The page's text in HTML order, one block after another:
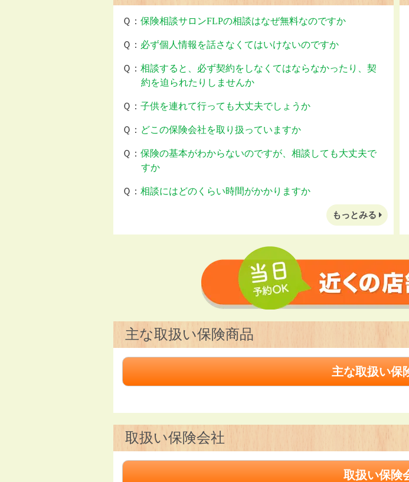
Ｑ： 保険相談サロンFLPの相談はなぜ無料なのですか
Ｑ： 必ず個人情報を話さなくてはいけないのですか
Ｑ： 相談すると、必ず契約をしなくてはならなかったり、契
約を迫られたりしませんか
Ｑ： 子供を連れて行っても大丈夫でしょうか
Ｑ： どこの保険会社を取り扱っていますか
Ｑ： 保険の基本がわからないのですが、相談しても大丈夫で
すか
Ｑ： 相談にはどのくらい時間がかかりますか
もっとみる
主な取扱い保険商品
主な取扱い保
取扱い保険会社
取扱い保険